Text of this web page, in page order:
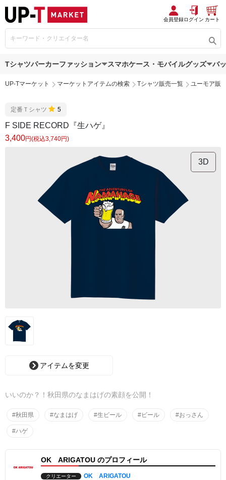
会員登録ログイン カート
Tシャツパーカーファッション スマホケース・モバイルグッズ バ
UP-Tマーケット マーケットアイテムの検索 Tシャツ販売一覧 ユーモア販
定番Ｔシャツ 5
F SIDE RECORD『生ハゲ』
3,400円(税込3,740円)
3D
アイテムを変更
いいのか？！秋田県のなまはげの素顔を公開！
#秋田県 #なまはげ #生ビール #ビール #おっさん
#ハゲ
OK ARIGATOU のプロフィール
クリエーター OK ARIGATOU